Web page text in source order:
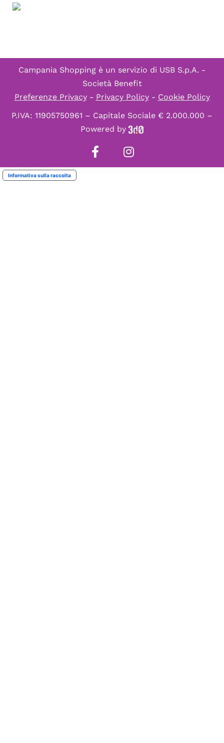
Campania Shopping è un servizio di USB S.p.A. -
Società Benefit
Preferenze Privacy- Privacy Policy- Cookie Policy
P.IVA: 11905750961 – Capitale Sociale € 2.000.000 –
Powered by
Informativa sulla raccolta